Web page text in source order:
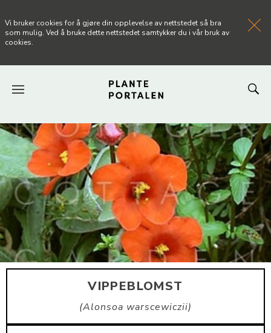
FORSIDEN
NYHETER
ARTIKLER
OM PLANTEPORTALEN
KONTAKT
Vi bruker cookies for å gjøre din opplevelse av nettstedet så bra
som mulig. Ved å bruke dette nettstedet samtykker du i vår bruk av
cookies.
VIPPEBLOMST
Alonsoa warscewiczii